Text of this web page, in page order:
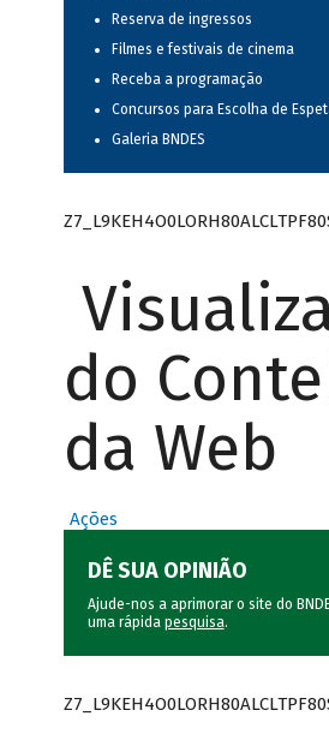
Reserva de ingressos
Filmes e festivais de cinema
Receba a programação
Concursos para Escolha de
Galeria BNDES
do
da Web
Ações
DÊ SUA OPINIÃO
Ajude-nos a aprimorar o site do
uma rápida pesquisa.